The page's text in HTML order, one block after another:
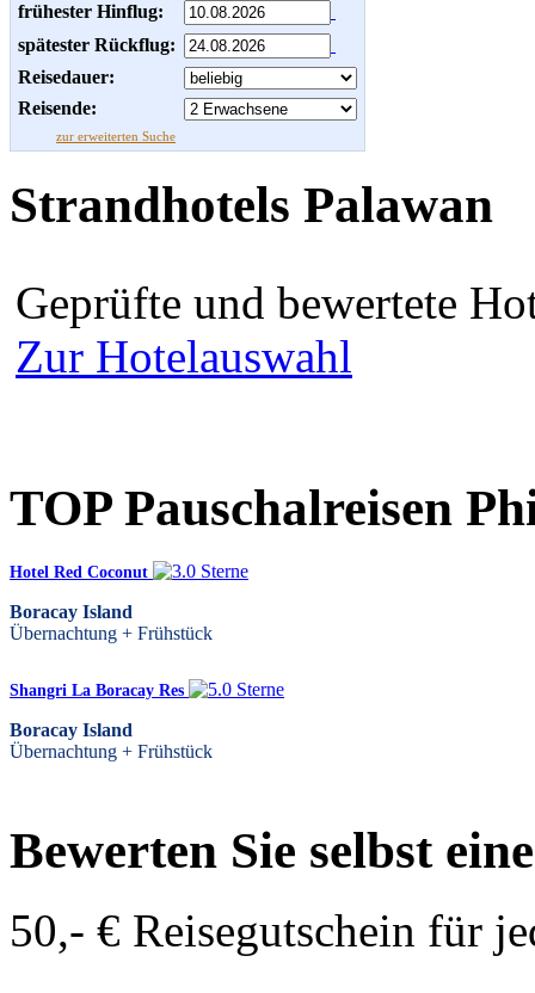
frühester Hinflug:
spätester Rückflug:
Reisedauer:
Reisende:
zur erweiterten Suche
Strandhotels Palawan
Geprüfte und bewertete
Zur Hotelauswahl
TOP Pauschalreisen
Hotel Red Coconut
Boracay Island
Übernachtung + Frühstück
Shangri La Boracay Res
Boracay Island
Übernachtung + Frühstück
Bewerten Sie selbst
50,- € Reisegutschein für